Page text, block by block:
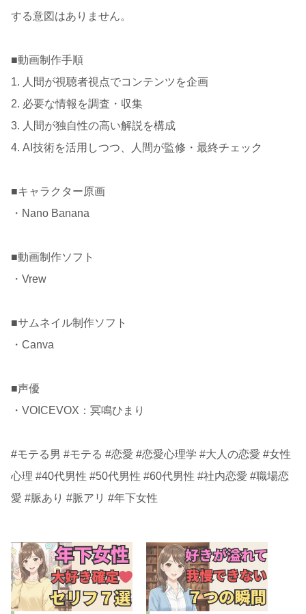
する意図はありません。
■動画制作手順
1. 人間が視聴者視点でコンテンツを企画
2. 必要な情報を調査・収集
3. 人間が独自性の高い解説を構成
4. AI技術を活用しつつ、人間が監修・最終チェック
■キャラクター原画
・Nano Banana
■動画制作ソフト
・Vrew
■サムネイル制作ソフト
・Canva
■声優
・VOICEVOX：冥鳴ひまり
#モテる男 #モテる #恋愛 #恋愛心理学 #大人の恋愛 #女性
心理 #40代男性 #50代男性 #60代男性 #社内恋愛 #職場恋
愛 #脈あり #脈アリ #年下女性